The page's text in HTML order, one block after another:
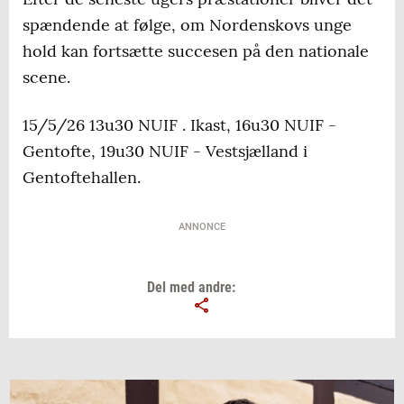
spændende at følge, om Nordenskovs unge
hold kan fortsætte succesen på den nationale
scene.
15/5/26 13u30 NUIF . Ikast, 16u30 NUIF -
Gentofte, 19u30 NUIF - Vestsjælland i
Gentoftehallen.
ANNONCE
Del med andre: